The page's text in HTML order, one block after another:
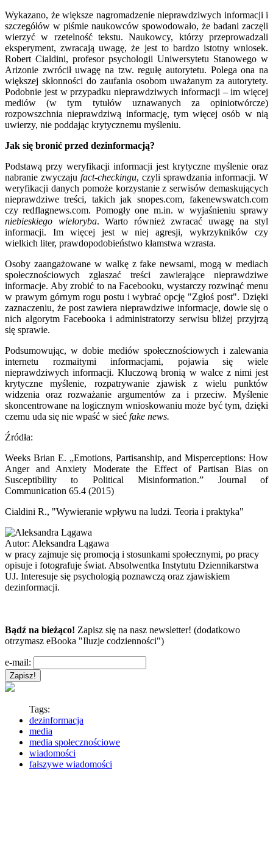
Wykazano, że większe nagromadzenie nieprawdziwych informacji i
szczegółów w piśmie naukowców spowodowało, że badani zaczęli
wierzyć w rzetelność tekstu. Naukowcy, którzy przeprowadzali
eksperyment, zwracają uwagę, że jest to bardzo istotny wniosek.
Robert Cialdini, profesor psychologii Uniwersytetu Stanowego w
Arizonie zwrócił uwagę na tzw. regułę autorytetu. Polega ona na
większej skłonności do zaufania osobom uważanym za autorytety.
Podobnie jest w przypadku nieprawdziwych informacji – im więcej
mediów (w tym tytułów uznawanych za opiniotwórcze)
rozpowszchnia nieprawdziwą informację, tym więcej osób w nią
uwierzy, nie poddając krytycznemu myśleniu.
Jak się bronić przed dezinformacją?
Podstawą przy weryfikacji informacji jest krytyczne myślenie oraz
nabranie zwyczaju fact-checkingu, czyli sprawdzania informacji. W
weryfikacji danych pomoże korzystanie z serwisów demaskujących
nieprawdziwe treści, takich jak snopes.com, fakenewswatch.com
czy redflagnews.com. Pomogły one m.in. w wyjaśnieniu sprawy
niebieskiego wieloryba. Warto również zwracać uwagę na styl
informacji. Im więcej jest w niej agresji, wykrzykników czy
wielkich liter, prawdopodobieństwo kłamstwa wzrasta.
Osoby zaangażowane w walkę z fake newsami, mogą w mediach
społecznościowych zgłaszać treści zawierające nieprawdziwe
informacje. Aby zrobić to na Facebooku, wystarczy rozwinąć menu
w prawym górnym rogu postu i wybrać opcję "Zgłoś post". Dzięki
zaznaczeniu, że post zawiera nieprawdziwe informacje, dowie się o
nich algorytm Facebooka i administratorzy serwisu bliżej przyjrzą
się sprawie.
Podsumowując, w dobie mediów społecznościowych i zalewania
internetu rozmaitymi informacjami, pojawia się wiele
nieprawdziwych informacji. Kluczową bronią w walce z nimi jest
krytyczne myślenie, rozpatrywanie zjawisk z wielu punktów
widzenia oraz rozważanie argumentów za i przeciw. Myślenie
skoncentrowane na logicznym wnioskowaniu może być tym, dzięki
czemu uda się nie wpaść w sieć fake news.
Źródła:
Weeks Brian E. „Emotions, Partisanship, and Misperceptions: How
Anger and Anxiety Moderate the Effect of Partisan Bias on
Susceptibility to Political Misinformation.” Journal of
Communication 65.4 (2015)
Cialdini R., "Wywieranie wpływu na ludzi. Teoria i praktyka"
Autor: Aleksandra Lągawa
w pracy zajmuje się promocją i stosunkami społecznymi, po pracy
opisuje i fotografuje świat. Absolwentka Instytutu Dziennikarstwa
UJ. Interesuje się psychologią poznawczą oraz zjawiskiem
dezinformacji.
Bądź na bieżąco! Zapisz się na nasz newsletter! (dodatkowo
otrzymasz eBooka "Iluzje codzienności")
e-mail:
Tags:
dezinformacja
media
media społecznościowe
wiadomości
fałszywe wiadomości